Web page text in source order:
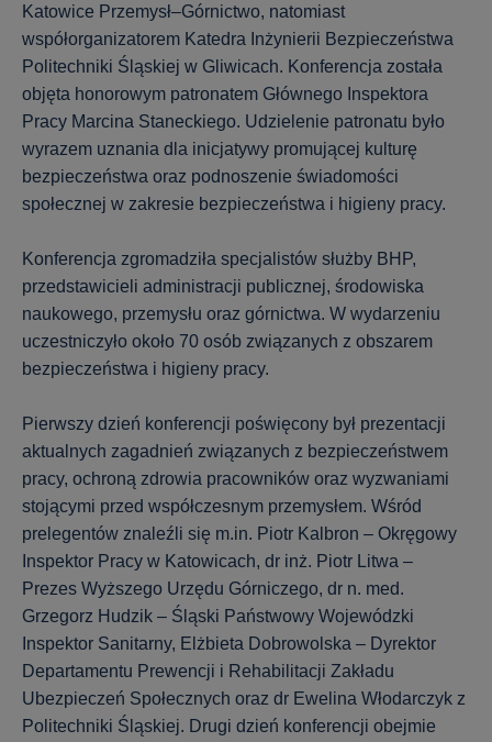
Katowice Przemysł–Górnictwo, natomiast
współorganizatorem Katedra Inżynierii Bezpieczeństwa
Politechniki Śląskiej w Gliwicach. Konferencja została
objęta honorowym patronatem Głównego Inspektora
Pracy Marcina Staneckiego. Udzielenie patronatu było
wyrazem uznania dla inicjatywy promującej kulturę
bezpieczeństwa oraz podnoszenie świadomości
społecznej w zakresie bezpieczeństwa i higieny pracy.
Konferencja zgromadziła specjalistów służby BHP,
przedstawicieli administracji publicznej, środowiska
naukowego, przemysłu oraz górnictwa. W wydarzeniu
uczestniczyło około 70 osób związanych z obszarem
bezpieczeństwa i higieny pracy.
Pierwszy dzień konferencji poświęcony był prezentacji
aktualnych zagadnień związanych z bezpieczeństwem
pracy, ochroną zdrowia pracowników oraz wyzwaniami
stojącymi przed współczesnym przemysłem. Wśród
prelegentów znaleźli się m.in. Piotr Kalbron – Okręgowy
Inspektor Pracy w Katowicach, dr inż. Piotr Litwa –
Prezes Wyższego Urzędu Górniczego, dr n. med.
Grzegorz Hudzik – Śląski Państwowy Wojewódzki
Inspektor Sanitarny, Elżbieta Dobrowolska – Dyrektor
Departamentu Prewencji i Rehabilitacji Zakładu
Ubezpieczeń Społecznych oraz dr Ewelina Włodarczyk z
Politechniki Śląskiej. Drugi dzień konferencji obejmie